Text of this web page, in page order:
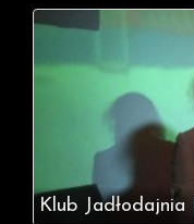
Klub